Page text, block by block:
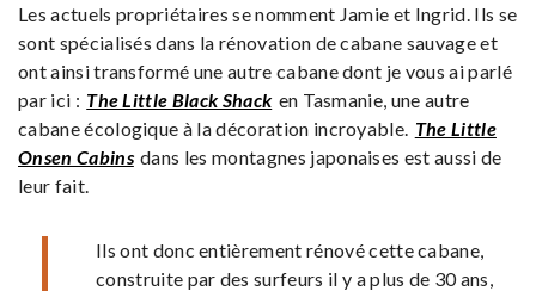
Les actuels propriétaires se nomment Jamie et Ingrid. Ils se
sont spécialisés dans la rénovation de cabane sauvage et
ont ainsi transformé une autre cabane dont je vous ai parlé
par ici : The Little Black Shack en Tasmanie, une autre
cabane écologique à la décoration incroyable. The Little
Onsen Cabins dans les montagnes japonaises est aussi de
leur fait.
Ils ont donc entièrement rénové cette cabane,
construite par des surfeurs il y a plus de 30 ans,